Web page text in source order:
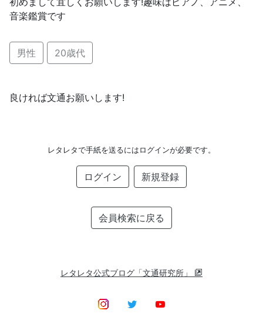
音楽鑑賞です
男性 20歳代
良ければ文通お願いします!
レタレタで手紙を送るにはログインが必要です。
ログイン 新規登録
会員検索に戻る
レタレタ公式ブログ「文通研究所」